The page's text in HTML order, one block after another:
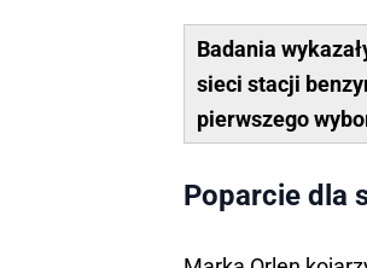
Badania
sieci stacji
pierwszego
Poparcie dla